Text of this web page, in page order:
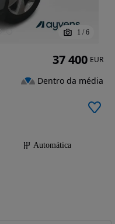
1 / 6
Automática
37 400 EUR
Dentro da média